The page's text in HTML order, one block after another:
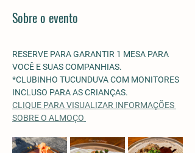
Sobre o evento
RESERVE PARA GARANTIR 1 MESA PARA
VOCÊ E SUAS COMPANHIAS.
*CLUBINHO TUCUNDUVA COM MONITORES
INCLUSO PARA AS CRIANÇAS.
CLIQUE PARA VISUALIZAR INFORMAÇÕES
SOBRE O ALMOÇO